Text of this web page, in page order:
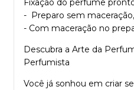
- Preparo sem
- Com maceração no
Descubra a Arte da
Perfumista
Você já sonhou em criar